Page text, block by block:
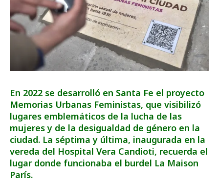
En 2022 se desarrolló en Santa Fe el proyecto
Memorias Urbanas Feministas, que visibilizó
lugares emblemáticos de la lucha de las
mujeres y de la desigualdad de género en la
ciudad. La séptima y última, inaugurada en la
vereda del Hospital Vera Candioti, recuerda el
lugar donde funcionaba el burdel La Maison
París.